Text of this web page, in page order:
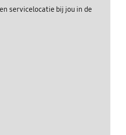
servicelocatie bij jou in de